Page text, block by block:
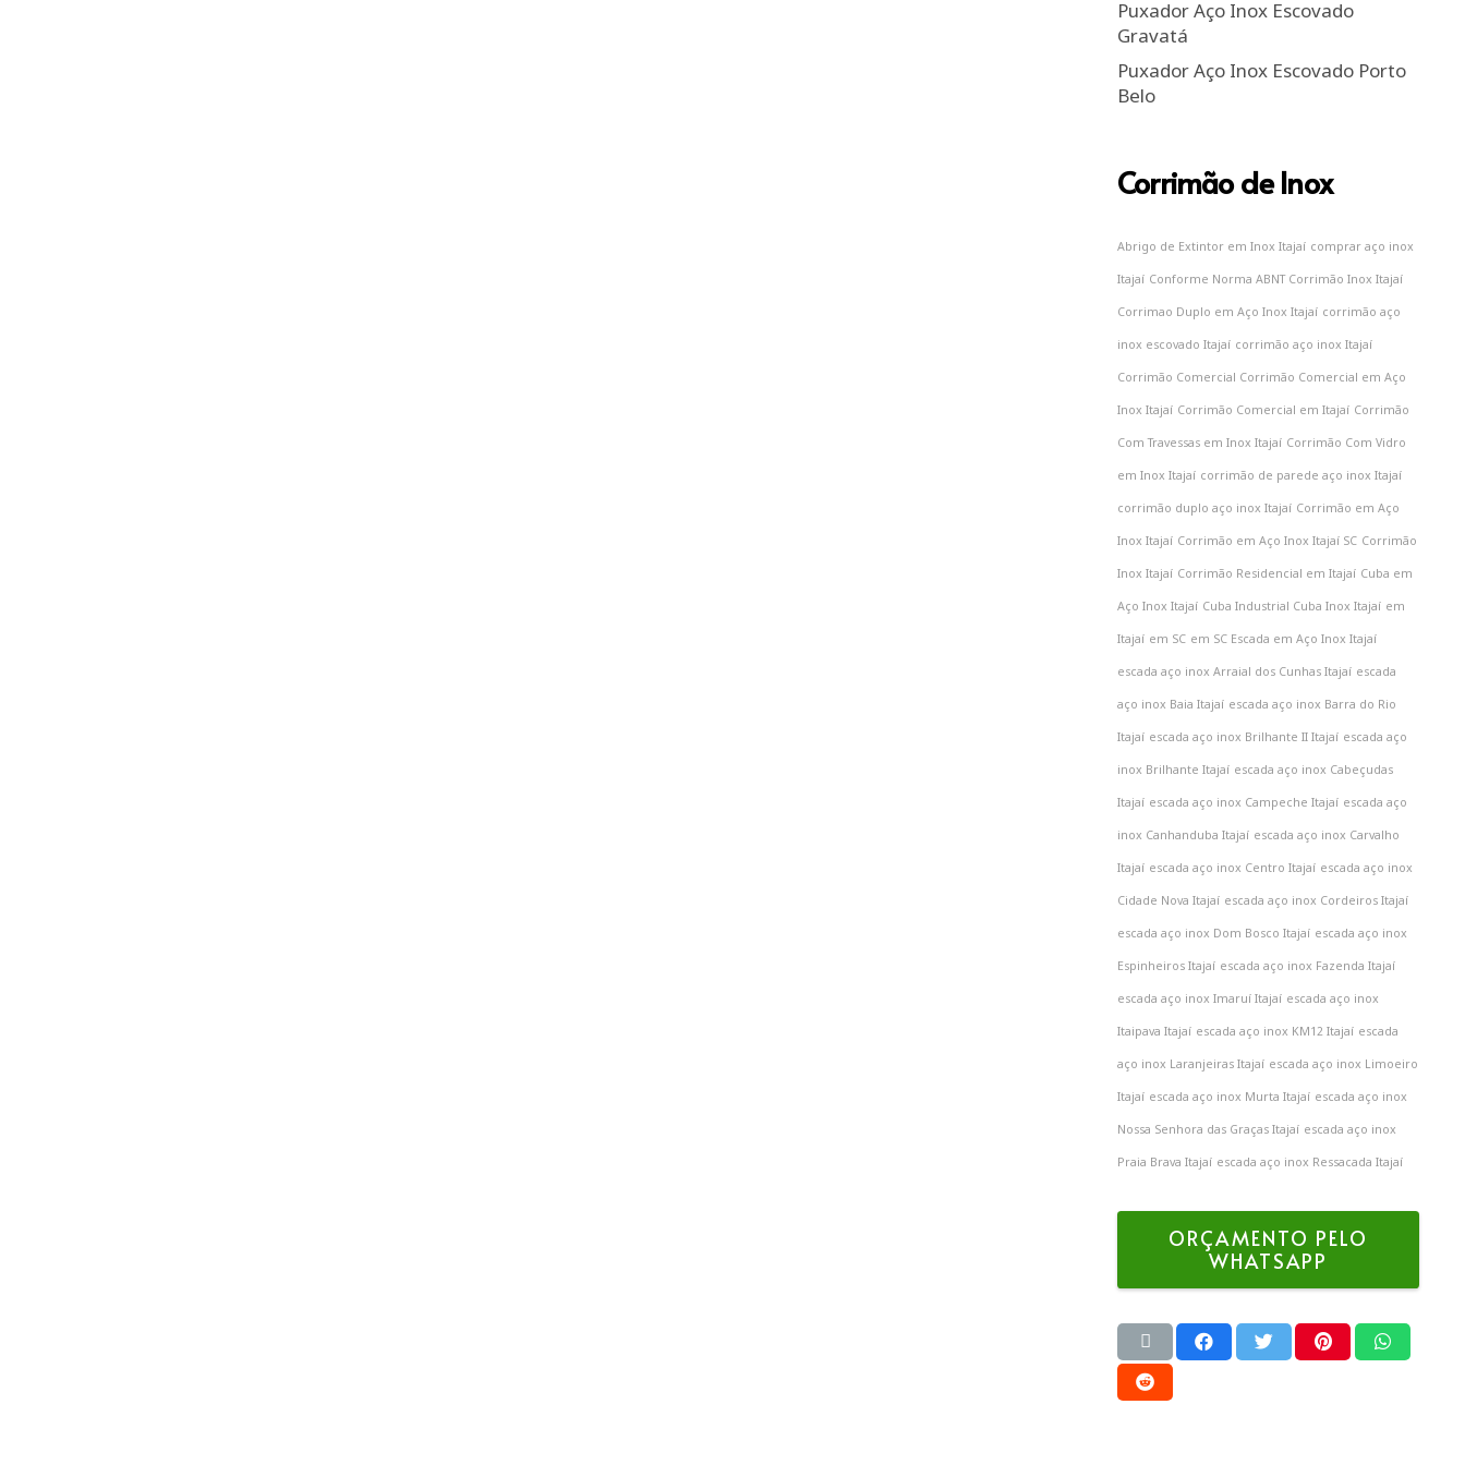
Puxador Aço Inox Escovado
Gravatá
Puxador Aço Inox Escovado Porto
Belo
Corrimão de Inox
Abrigo de Extintor em Inox Itajaí comprar aço inox
Itajaí Conforme Norma ABNT Corrimão Inox Itajaí
Corrimao Duplo em Aço Inox Itajaí corrimão aço
inox escovado Itajaí corrimão aço inox Itajaí
Corrimão Comercial Corrimão Comercial em Aço
Inox Itajaí Corrimão Comercial em Itajaí Corrimão
Com Travessas em Inox Itajaí Corrimão Com Vidro
em Inox Itajaí corrimão de parede aço inox Itajaí
corrimão duplo aço inox Itajaí Corrimão em Aço
Inox Itajaí Corrimão em Aço Inox Itajaí SC Corrimão
Inox Itajaí Corrimão Residencial em Itajaí Cuba em
Aço Inox Itajaí Cuba Industrial Cuba Inox Itajaí em
Itajaí em SC em SC Escada em Aço Inox Itajaí
escada aço inox Arraial dos Cunhas Itajaí escada
aço inox Baia Itajaí escada aço inox Barra do Rio
Itajaí escada aço inox Brilhante II Itajaí escada aço
inox Brilhante Itajaí escada aço inox Cabeçudas
Itajaí escada aço inox Campeche Itajaí escada aço
inox Canhanduba Itajaí escada aço inox Carvalho
Itajaí escada aço inox Centro Itajaí escada aço inox
Cidade Nova Itajaí escada aço inox Cordeiros Itajaí
escada aço inox Dom Bosco Itajaí escada aço inox
Espinheiros Itajaí escada aço inox Fazenda Itajaí
escada aço inox Imaruí Itajaí escada aço inox
Itaipava Itajaí escada aço inox KM12 Itajaí escada
aço inox Laranjeiras Itajaí escada aço inox Limoeiro
Itajaí escada aço inox Murta Itajaí escada aço inox
Nossa Senhora das Graças Itajaí escada aço inox
Praia Brava Itajaí escada aço inox Ressacada Itajaí
ORÇAMENTO PELO
WHATSAPP